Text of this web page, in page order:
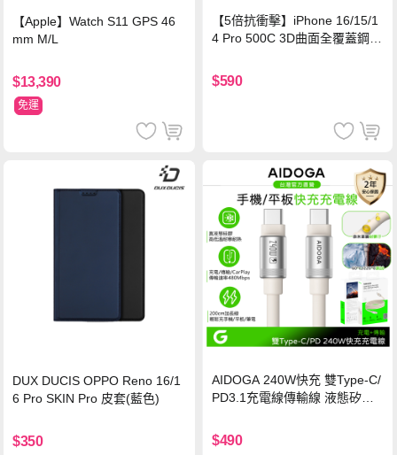
【Apple】Watch S11 GPS 46
mm M/L
$13,390
免運
【5倍抗衝擊】iPhone 16/15/1
4 Pro 500C 3D曲面全覆蓋鋼化
保護貼
$590
DUX DUCIS OPPO Reno 16/1
6 Pro SKIN Pro 皮套(藍色)
$350
AIDOGA 240W快充 雙Type-C/
PD3.1充電線傳輸線 液態矽膠
機/平板/筆電
$490